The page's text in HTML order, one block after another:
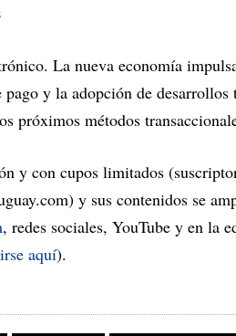
La nueva economía
pago y la adopción de
próximos métodos
y con cupos limitados
) y sus contenidos se
, redes sociales, YouTube y en la
aquí).